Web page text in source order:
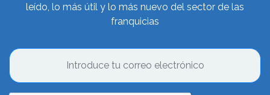
leído, lo más útil y lo más nuevo del sector de las
franquicias